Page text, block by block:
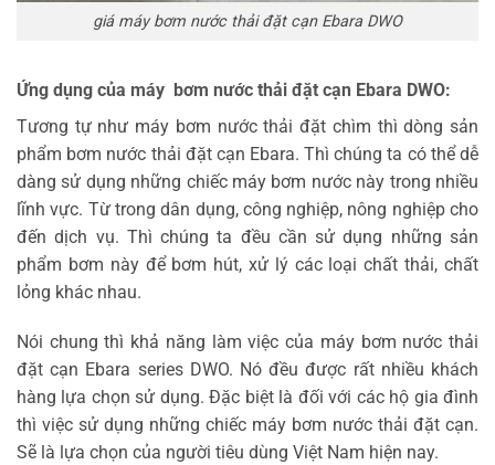
giá máy bơm nước thải đặt cạn Ebara DWO
Ứng dụng của máy bơm nước thải đặt cạn Ebara DWO:
Tương tự như máy bơm nước thải đặt chìm thì dòng sản
phẩm bơm nước thải đặt cạn Ebara. Thì chúng ta có thể dễ
dàng sử dụng những chiếc máy bơm nước này trong nhiều
lĩnh vực. Từ trong dân dụng, công nghiệp, nông nghiệp cho
đến dịch vụ. Thì chúng ta đều cần sử dụng những sản
phẩm bơm này để bơm hút, xử lý các loại chất thải, chất
lỏng khác nhau.
Nói chung thì khả năng làm việc của máy bơm nước thải
đặt cạn Ebara series DWO. Nó đều được rất nhiều khách
hàng lựa chọn sử dụng. Đặc biệt là đối với các hộ gia đình
thì việc sử dụng những chiếc máy bơm nước thải đặt cạn.
Sẽ là lựa chọn của người tiêu dùng Việt Nam hiện nay.